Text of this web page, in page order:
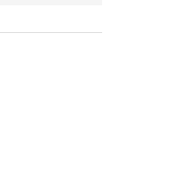
不够认可你
2505辆，12
照：1.新西兰